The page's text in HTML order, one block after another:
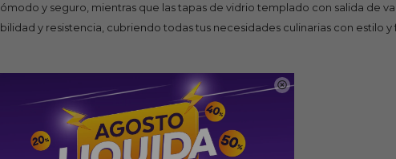

y seguro, mientras que las tapas de vidrio templado con salida de
y resistencia, cubriendo todas tus necesidades culinarias con estilo y